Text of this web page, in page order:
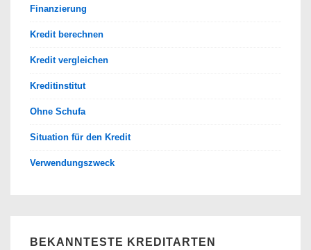
Finanzierung
Kredit berechnen
Kredit vergleichen
Kreditinstitut
Ohne Schufa
Situation für den Kredit
Verwendungszweck
BEKANNTESTE KREDITARTEN